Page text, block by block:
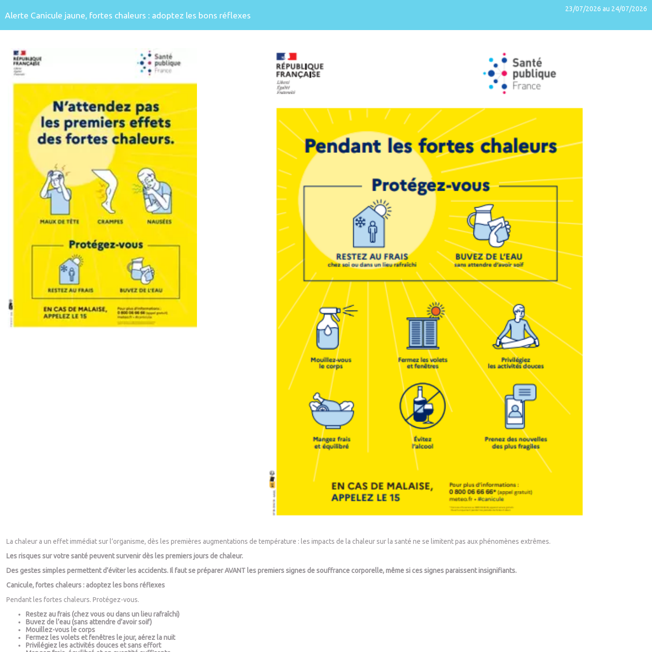
Alerte Canicule jaune, fortes chaleurs : adoptez les bons réflexes
23/07/2026 au 24/07/2026
La chaleur a un effet immédiat sur l’organisme, dès les premières augmentations de température : les impacts de la chaleur sur la santé ne se limitent pas aux phénomènes extrêmes.
Les risques sur votre santé peuvent survenir dès les premiers jours de chaleur.
Des gestes simples permettent d’éviter les accidents. Il faut se préparer AVANT les premiers signes de souffrance corporelle, même si ces signes paraissent insignifiants.
Canicule, fortes chaleurs : adoptez les bons réflexes
Pendant les fortes chaleurs. Protégez-vous.
Restez au frais (chez vous ou dans un lieu rafraîchi)
Buvez de l’eau (sans attendre d’avoir soif)
Mouillez-vous le corps
Fermez les volets et fenêtres le jour, aérez la nuit
Privilégiez les activités douces et sans effort